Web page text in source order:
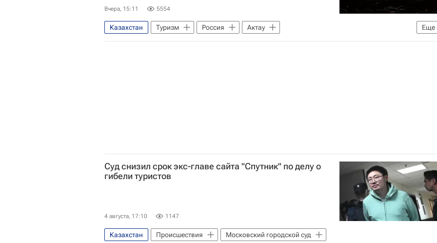
Вчера, 15:11 5554
Еще
Казахстан Туризм Россия
Актау
Ассоциация туроператоров России (АТОР)
Евразийский экономический союз
Суд снизил срок экс-главе сайта "Спутник" по делу о
гибели туристов
4 августа, 17:10 1147
Казахстан Происшествия Московский городской суд